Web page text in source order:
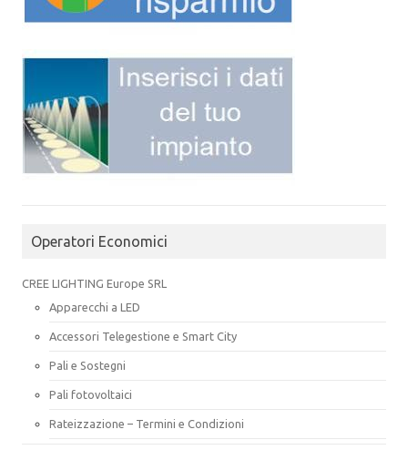
Operatori Economici
CREE LIGHTING Europe SRL
Apparecchi a LED
Accessori Telegestione e Smart City
Pali e Sostegni
Pali fotovoltaici
Rateizzazione – Termini e Condizioni